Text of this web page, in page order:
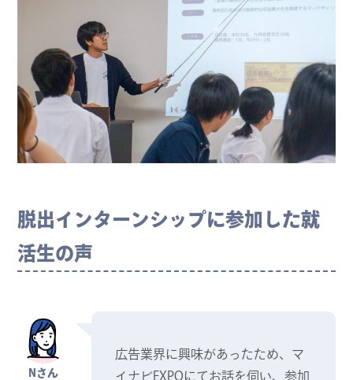
脱出インターンシップに参加した就
活生の声
Nさん
広告業界に興味があったため、マ
イナビEXPOにてお話を伺い、参加